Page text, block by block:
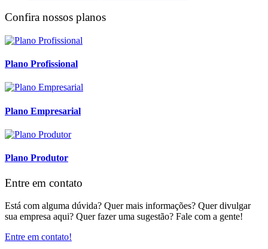
Confira nossos planos
Plano Profissional
Plano Empresarial
Plano Produtor
Entre em contato
Está com alguma dúvida? Quer mais informações? Quer divulgar
sua empresa aqui? Quer fazer uma sugestão? Fale com a gente!
Entre em contato!